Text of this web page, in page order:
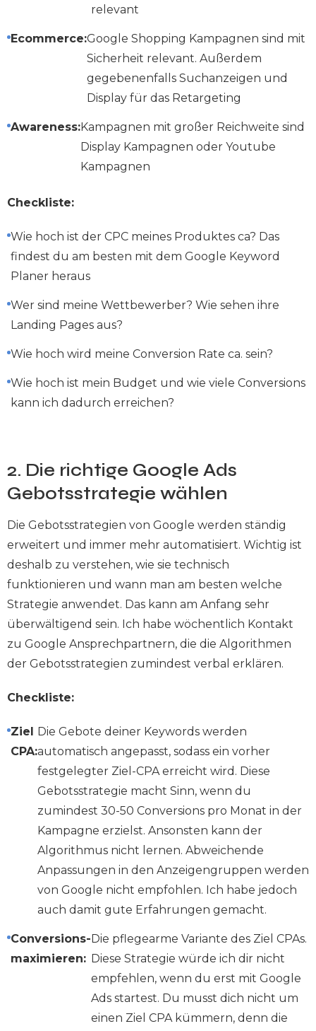
relevant
Ecommerce:Google Shopping Kampagnen sind mit
Sicherheit relevant. Außerdem
gegebenenfalls Suchanzeigen und
Display für das Retargeting
Awareness:Kampagnen mit großer Reichweite sind
Display Kampagnen oder Youtube
Kampagnen
Checkliste:
Wie hoch ist der CPC meines Produktes ca? Das
findest du am besten mit dem Google Keyword
Planer heraus
Wer sind meine Wettbewerber? Wie sehen ihre
Landing Pages aus?
Wie hoch wird meine Conversion Rate ca. sein?
Wie hoch ist mein Budget und wie viele Conversions
kann ich dadurch erreichen?
2. Die richtige Google Ads
Gebotsstrategie wählen
Die Gebotsstrategien von Google werden ständig
erweitert und immer mehr automatisiert. Wichtig ist
deshalb zu verstehen, wie sie technisch
funktionieren und wann man am besten welche
Strategie anwendet. Das kann am Anfang sehr
überwältigend sein. Ich habe wöchentlich Kontakt
zu Google Ansprechpartnern, die die Algorithmen
der Gebotsstrategien zumindest verbal erklären.
Checkliste:
Ziel
CPA:
Die Gebote deiner Keywords werden
automatisch angepasst, sodass ein vorher
festgelegter Ziel-CPA erreicht wird. Diese
Gebotsstrategie macht Sinn, wenn du
zumindest 30-50 Conversions pro Monat in der
Kampagne erzielst. Ansonsten kann der
Algorithmus nicht lernen. Abweichende
Anpassungen in den Anzeigengruppen werden
von Google nicht empfohlen. Ich habe jedoch
auch damit gute Erfahrungen gemacht.
Conversions-
maximieren:
Die pflegearme Variante des Ziel CPAs.
Diese Strategie würde ich dir nicht
empfehlen, wenn du erst mit Google
Ads startest. Du musst dich nicht um
einen Ziel CPA kümmern, denn die